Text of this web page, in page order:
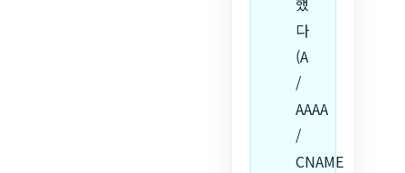
다
(A
/
AAAA
/
CNAME